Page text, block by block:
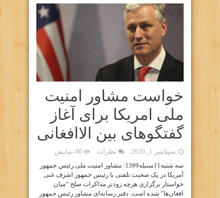
خواست مشاور امنیت
ملی امریکا برای آغاز
گفتگوهای بین الاافغانی
سپتامبر 1, 2020 نظرات
80 نمایش
سه شنبه11سنبله1399: مشاور امنیت ملی رئیس جمهور
آمریکا در یک صحبت تلفنی با رئیس جمهور اشرف غنی
خواستار برگزاری هرچه زودتر مذاکرات صلح “میان
افغان‌ها” شده است. دفتر رسانه‌ای مشاور رئیس جمهور